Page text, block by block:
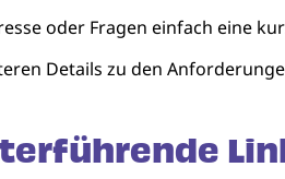
oder Fragen einfach eine
Details zu den